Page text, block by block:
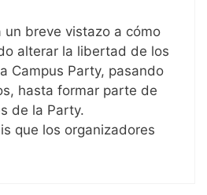
un breve vistazo a cómo
alterar la libertad de los
Campus Party, pasando
hasta formar parte de
de la Party.
que los organizadores